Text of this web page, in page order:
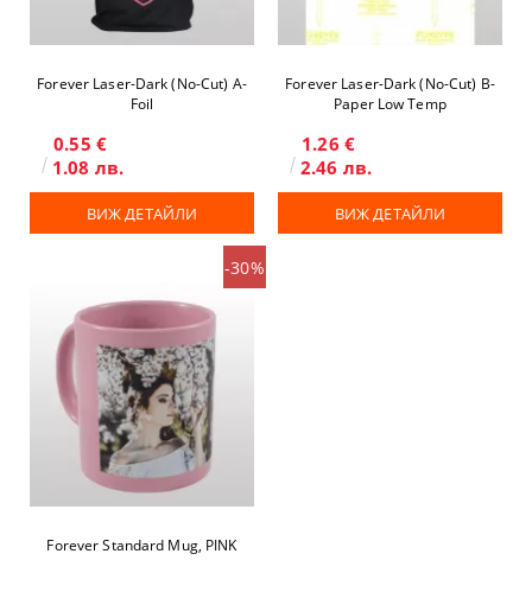
Forever Laser-Dark (No-Cut) A-
Foil
0.55 €
1.08 лв.
ВИЖ ДЕТАЙЛИ
Forever Laser-Dark (No-Cut) B-
Paper Low Temp
1.26 €
2.46 лв.
ВИЖ ДЕТАЙЛИ
Forever Standard Mug, PINK
-30%